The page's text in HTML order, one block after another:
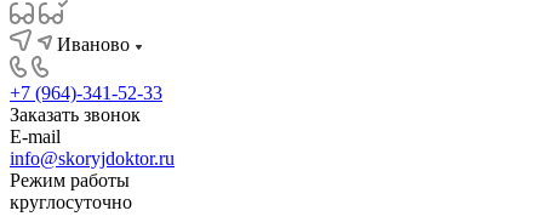
Иваново
+7 (964)-341-52-33
Заказать звонок
E-mail
info@skoryjdoktor.ru
Режим работы
круглосуточно